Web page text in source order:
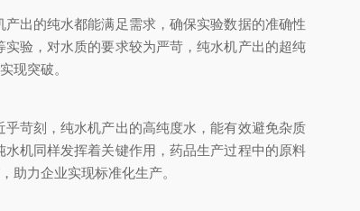
出的纯水都能满足需求，确保实验数据的准确性
验，对水质的要求较为严苛，纯水机产出的超纯
现突破。
苛刻，纯水机产出的高纯度水，能有效避免杂质
机同样发挥着关键作用，药品生产过程中的原料
助力企业实现标准化生产。